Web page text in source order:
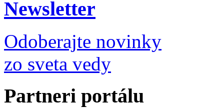
Newsletter
Odoberajte novinky
zo sveta vedy
Partneri portálu